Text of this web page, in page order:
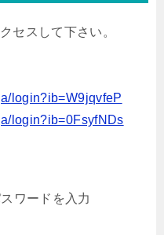
セスして下さい。
login?ib=W9jqvfeP
login?ib=0FsyfNDs
ワードを入力